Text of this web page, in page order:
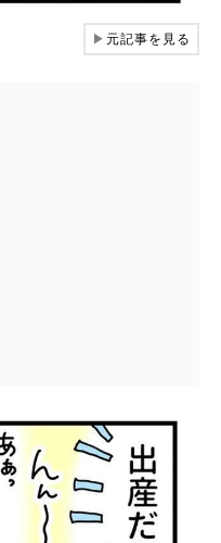
▶元記事を見る